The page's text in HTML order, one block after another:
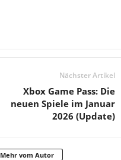
Nächster Artikel
Xbox Game Pass: Die
neuen Spiele im Januar
2026 (Update)
Mehr vom Autor